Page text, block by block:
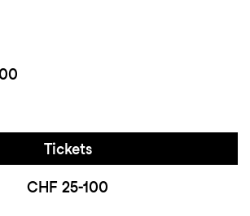
Tickets
CHF 25-100